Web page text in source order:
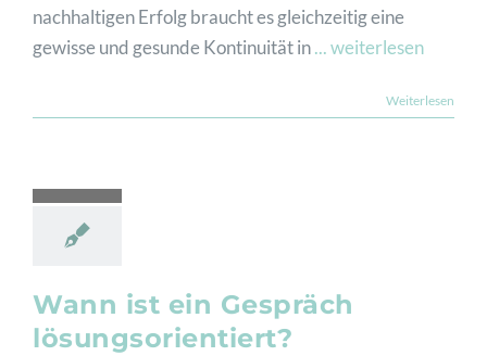
nachhaltigen Erfolg braucht es gleichzeitig eine
gewisse und gesunde Kontinuität in... weiterlesen
Weiterlesen
Wann ist ein Gespräch
lösungsorientiert?